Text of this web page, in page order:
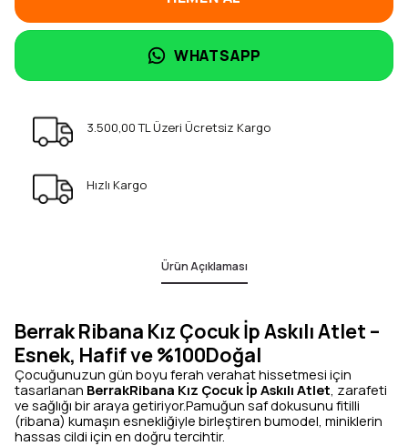
WHATSAPP
3.500,00 TL Üzeri Ücretsiz Kargo
Hızlı Kargo
Ürün Açıklaması
Berrak Ribana Kız Çocuk İp Askılı Atlet –
Esnek, Hafif ve %100Doğal
Çocuğunuzun gün boyu ferah verahat hissetmesi için
tasarlanan BerrakRibana Kız Çocuk İp Askılı Atlet, zarafeti
ve sağlığı bir araya getiriyor.Pamuğun saf dokusunu fitilli
(ribana) kumaşın esnekliğiyle birleştiren bumodel, miniklerin
hassas cildi için en doğru tercihtir.